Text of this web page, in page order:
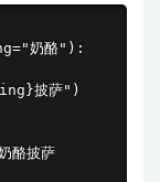
奶酪"):
披萨")
酪披萨